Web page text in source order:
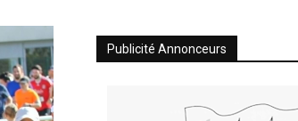
Publicité Annonceurs